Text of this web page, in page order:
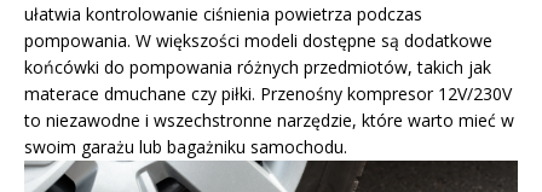
ułatwia kontrolowanie ciśnienia powietrza podczas
pompowania. W większości modeli dostępne są dodatkowe
końcówki do pompowania różnych przedmiotów, takich jak
materace dmuchane czy piłki. Przenośny kompresor 12V/230V
to niezawodne i wszechstronne narzędzie, które warto mieć w
swoim garażu lub bagażniku samochodu.